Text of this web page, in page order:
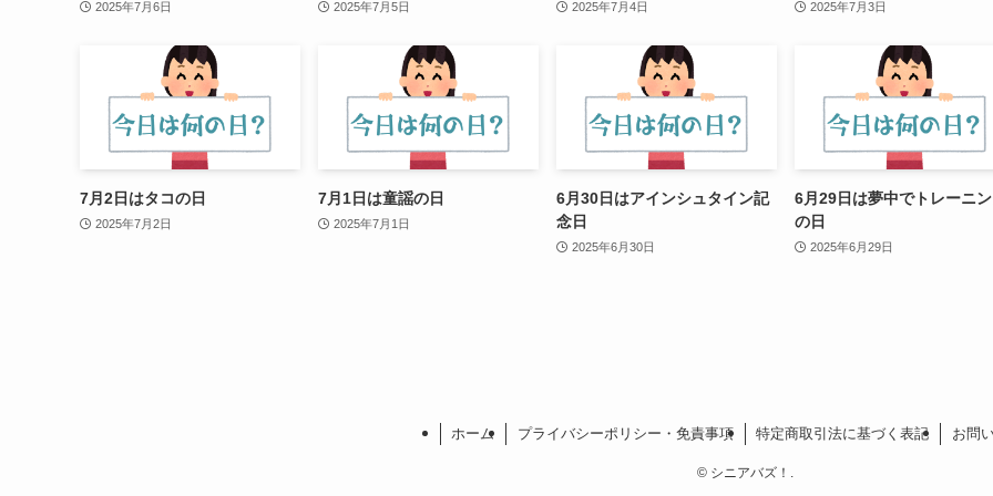
2025年7月6日 2025年7月5日 2025年7月4日 2025年7月3日
7月2日はタコの日
2025年7月2日
7月1日は童謡の日
2025年7月1日
6月30日はアインシュタイン記
念日
2025年6月30日
6月29日は夢中でトレーニ
の日
2025年6月29日
ホーム プライバシーポリシー・免責事項 特定商取引法に基づく表記 お問
©シニアバズ！.